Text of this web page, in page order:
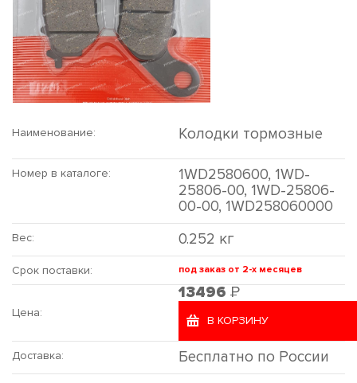
Наименование: Колодки тормозные
Номер в каталоге:
1WD2580600, 1WD-
25806-00, 1WD-25806-
00-00, 1WD258060000
Вес: 0.252 кг
Срок поставки: под заказ от 2-х месяцев
Цена:
13496 Р
В КОРЗИНУ
Доставка: Бесплатно по России